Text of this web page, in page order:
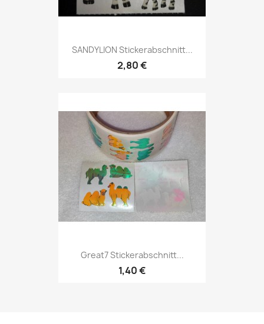
SANDYLION Stickerabschnitt...
2,80 €
Great7 Stickerabschnitt...
1,40 €